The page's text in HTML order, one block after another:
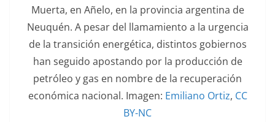
Muerta, en Añelo, en la provincia argentina de
Neuquén. A pesar del llamamiento a la urgencia
de la transición energética, distintos gobiernos
han seguido apostando por la producción de
petróleo y gas en nombre de la recuperación
económica nacional. Imagen: Emiliano Ortiz, CC
BY-NC